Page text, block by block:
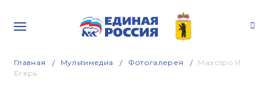
Главная Мультимедиа Фотогалерея
Маэстро И
Егерь